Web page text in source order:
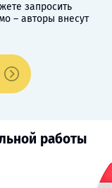
запросить
– авторы внесут
работы